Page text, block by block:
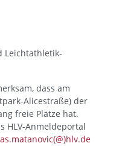
Leichtathletik-
dass am
Alicestraße) der
freie Plätze hat.
HLV-Anmeldeportal